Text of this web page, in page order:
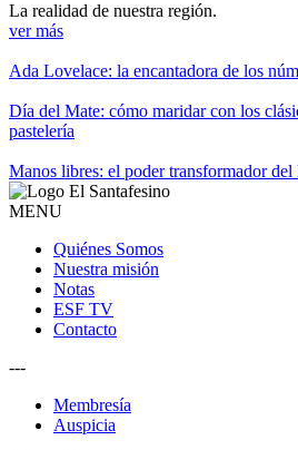
La realidad de nuestra región.
ver más
Ada Lovelace: la encantadora de los
Día del Mate: cómo maridar con los
pastelería
Manos libres: el poder transformador del
MENU
Quiénes Somos
Nuestra misión
Notas
ESF TV
Contacto
---
Membresía
Auspicia